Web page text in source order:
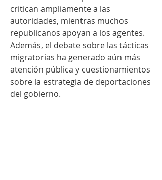
critican ampliamente a las
autoridades, mientras muchos
republicanos apoyan a los agentes.
Además, el debate sobre las tácticas
migratorias ha generado aún más
atención pública y cuestionamientos
sobre la estrategia de deportaciones
del gobierno.